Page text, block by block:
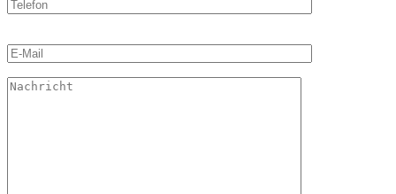
lasse
Feld